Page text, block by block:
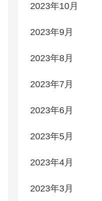
2023年10月
2023年9月
2023年8月
2023年7月
2023年6月
2023年5月
2023年4月
2023年3月